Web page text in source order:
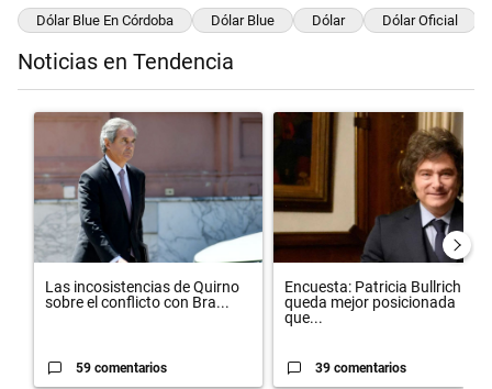
Dólar Blue En Córdoba Dólar Blue Dólar Dólar Oficial
Noticias en Tendencia
Un artículo de tendencia con el título "Las incosistencias de
Las incosistencias de Quirno
sobre el conflicto con Bra...
59 comentarios
Un artículo de tendencia con el
Encuesta: Patricia Bullrich
queda mejor posicionada
que...
39 comentarios